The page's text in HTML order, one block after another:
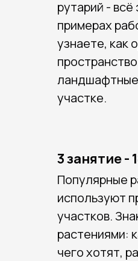
рутарий -
примерах
узнаете, как
участке.
3 занятие -
Популярные
используют
участков.
растениями:
чего хотят,